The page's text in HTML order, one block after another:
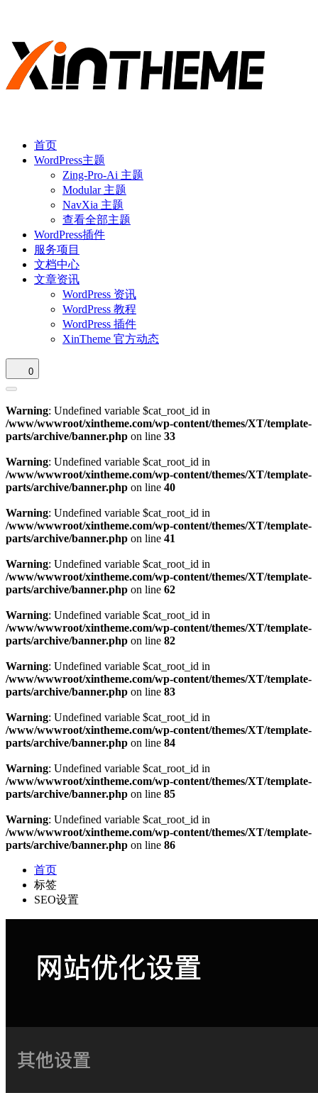
首页
WordPress主题
Zing-Pro-Ai 主题
Modular 主题
NavXia 主题
查看全部主题
WordPress插件
服务项目
文档中心
文章资讯
WordPress 资讯
WordPress 教程
WordPress 插件
XinTheme 官方动态
0
Warning: Undefined variable $cat_root_id in
/www/wwwroot/xintheme.com/wp-content/themes/XT/template-
parts/archive/banner.php on line 33
Warning: Undefined variable $cat_root_id in
/www/wwwroot/xintheme.com/wp-content/themes/XT/template-
parts/archive/banner.php on line 40
Warning: Undefined variable $cat_root_id in
/www/wwwroot/xintheme.com/wp-content/themes/XT/template-
parts/archive/banner.php on line 41
Warning: Undefined variable $cat_root_id in
/www/wwwroot/xintheme.com/wp-content/themes/XT/template-
parts/archive/banner.php on line 62
Warning: Undefined variable $cat_root_id in
/www/wwwroot/xintheme.com/wp-content/themes/XT/template-
parts/archive/banner.php on line 82
Warning: Undefined variable $cat_root_id in
/www/wwwroot/xintheme.com/wp-content/themes/XT/template-
parts/archive/banner.php on line 83
Warning: Undefined variable $cat_root_id in
/www/wwwroot/xintheme.com/wp-content/themes/XT/template-
parts/archive/banner.php on line 84
Warning: Undefined variable $cat_root_id in
/www/wwwroot/xintheme.com/wp-content/themes/XT/template-
parts/archive/banner.php on line 85
Warning: Undefined variable $cat_root_id in
/www/wwwroot/xintheme.com/wp-content/themes/XT/template-
parts/archive/banner.php on line 86
首页
标签
SEO设置